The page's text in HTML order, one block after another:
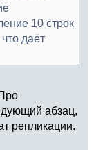
10 строк
даёт
абзац,
репликации.